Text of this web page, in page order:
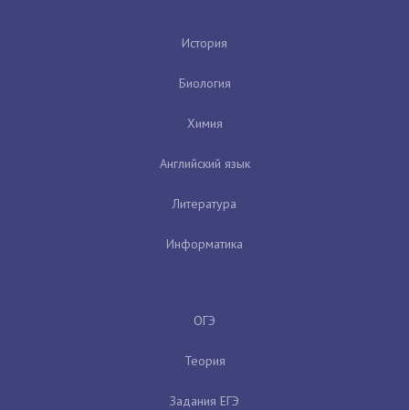
История
Биология
Химия
Английский язык
Литература
Информатика
ОГЭ
Теория
Задания ЕГЭ